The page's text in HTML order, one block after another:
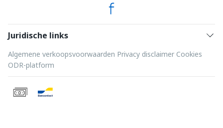
Juridische links
Algemene verkoopsvoorwaarden Privacy disclaimer Cookies
ODR-platform